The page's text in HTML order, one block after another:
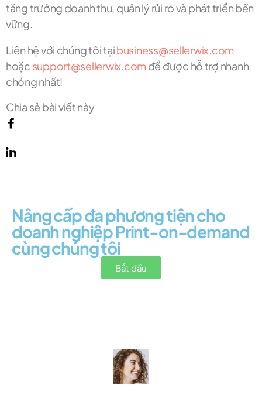
tăng trưởng doanh thu, quản lý rủi ro và phát triển bền
vững.
Liên hệ với chúng tôi tạibusiness@sellerwix.com
hoặc support@sellerwix.comđể được hỗ trợ nhanh
chóng nhất!
Chia sẻ bài viết này
Nâng cấp đa phương tiện cho
doanh nghiệp Print-on-demand
cùng chúng tôi
Bắt đầu